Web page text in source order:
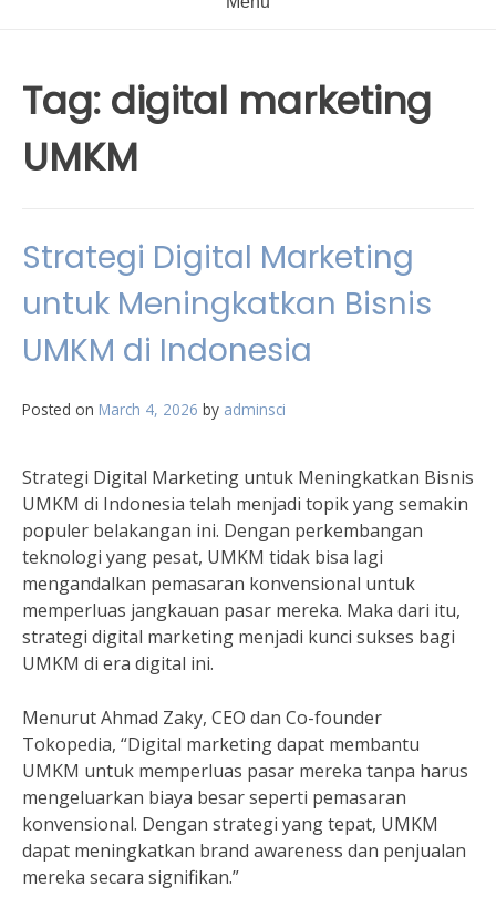
Tag: digital marketing
UMKM
Strategi Digital Marketing
untuk Meningkatkan Bisnis
UMKM di Indonesia
Posted on March 4, 2026 by adminsci
Strategi Digital Marketing untuk Meningkatkan Bisnis
UMKM di Indonesia telah menjadi topik yang semakin
populer belakangan ini. Dengan perkembangan
teknologi yang pesat, UMKM tidak bisa lagi
mengandalkan pemasaran konvensional untuk
memperluas jangkauan pasar mereka. Maka dari itu,
strategi digital marketing menjadi kunci sukses bagi
UMKM di era digital ini.
Menurut Ahmad Zaky, CEO dan Co-founder
Tokopedia, “Digital marketing dapat membantu
UMKM untuk memperluas pasar mereka tanpa harus
mengeluarkan biaya besar seperti pemasaran
konvensional. Dengan strategi yang tepat, UMKM
dapat meningkatkan brand awareness dan penjualan
mereka secara signifikan.”